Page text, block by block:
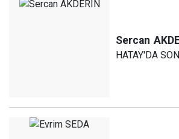
Sercan
HATAY'DA